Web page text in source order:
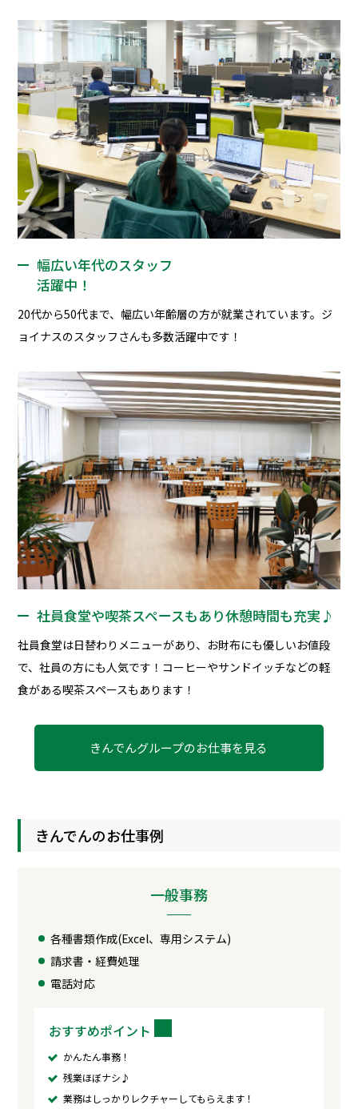
幅広い年代のスタッフ
活躍中！
20代から50代まで、幅広い年齢層の方が就業されています。ジ
ョイナスのスタッフさんも多数活躍中です！
社員食堂や喫茶スペースもあり休憩時間も充実♪
社員食堂は日替わりメニューがあり、お財布にも優しいお値段
で、社員の方にも人気です！コーヒーやサンドイッチなどの軽
食がある喫茶スペースもあります！
きんでんグループのお仕事を見る
きんでんのお仕事例
一般事務
各種書類作成(Excel、専用システム)
請求書・経費処理
電話対応
おすすめポイント
かんたん事務！
残業ほぼナシ♪
業務はしっかりレクチャーしてもらえます！